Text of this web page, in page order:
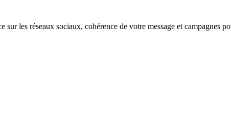
les réseaux sociaux, cohérence de votre message et campagnes